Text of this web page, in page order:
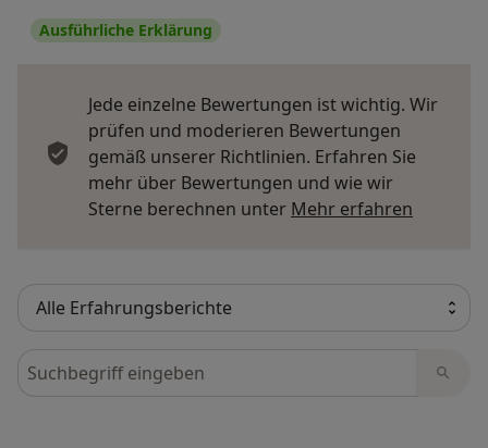
Ausführliche Erklärung
Jede einzelne Bewertungen ist wichtig. Wir
prüfen und moderieren Bewertungen
gemäß unserer Richtlinien. Erfahren Sie
mehr über Bewertungen und wie wir
Sterne berechnen unter Mehr erfahren
Bewertungen durchsuchen